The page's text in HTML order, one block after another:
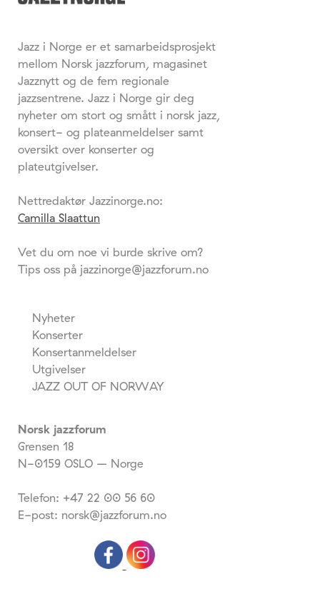
Jazz i Norge er et samarbeidsprosjekt
mellom Norsk jazzforum, magasinet
Jazznytt og de fem regionale
jazzsentrene. Jazz i Norge gir deg
nyheter om stort og smått i norsk jazz,
konsert- og plateanmeldelser samt
oversikt over konserter og
plateutgivelser.
Nettredaktør Jazzinorge.no:
Camilla Slaattun
Vet du om noe vi burde skrive om?
Tips oss på jazzinorge@jazzforum.no
Nyheter
Konserter
Konsertanmeldelser
Utgivelser
JAZZ OUT OF NORWAY
Norsk jazzforum
Grensen 18
N-0159 OSLO – Norge
Telefon: +47 22 00 56 60
E-post: norsk@jazzforum.no